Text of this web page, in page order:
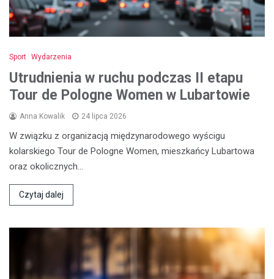
Sport Wydarzenia
Utrudnienia w ruchu podczas II etapu
Tour de Pologne Women w Lubartowie
Anna Kowalik 24 lipca 2026
W związku z organizacją międzynarodowego wyścigu
kolarskiego Tour de Pologne Women, mieszkańcy Lubartowa
oraz okolicznych…
Czytaj dalej